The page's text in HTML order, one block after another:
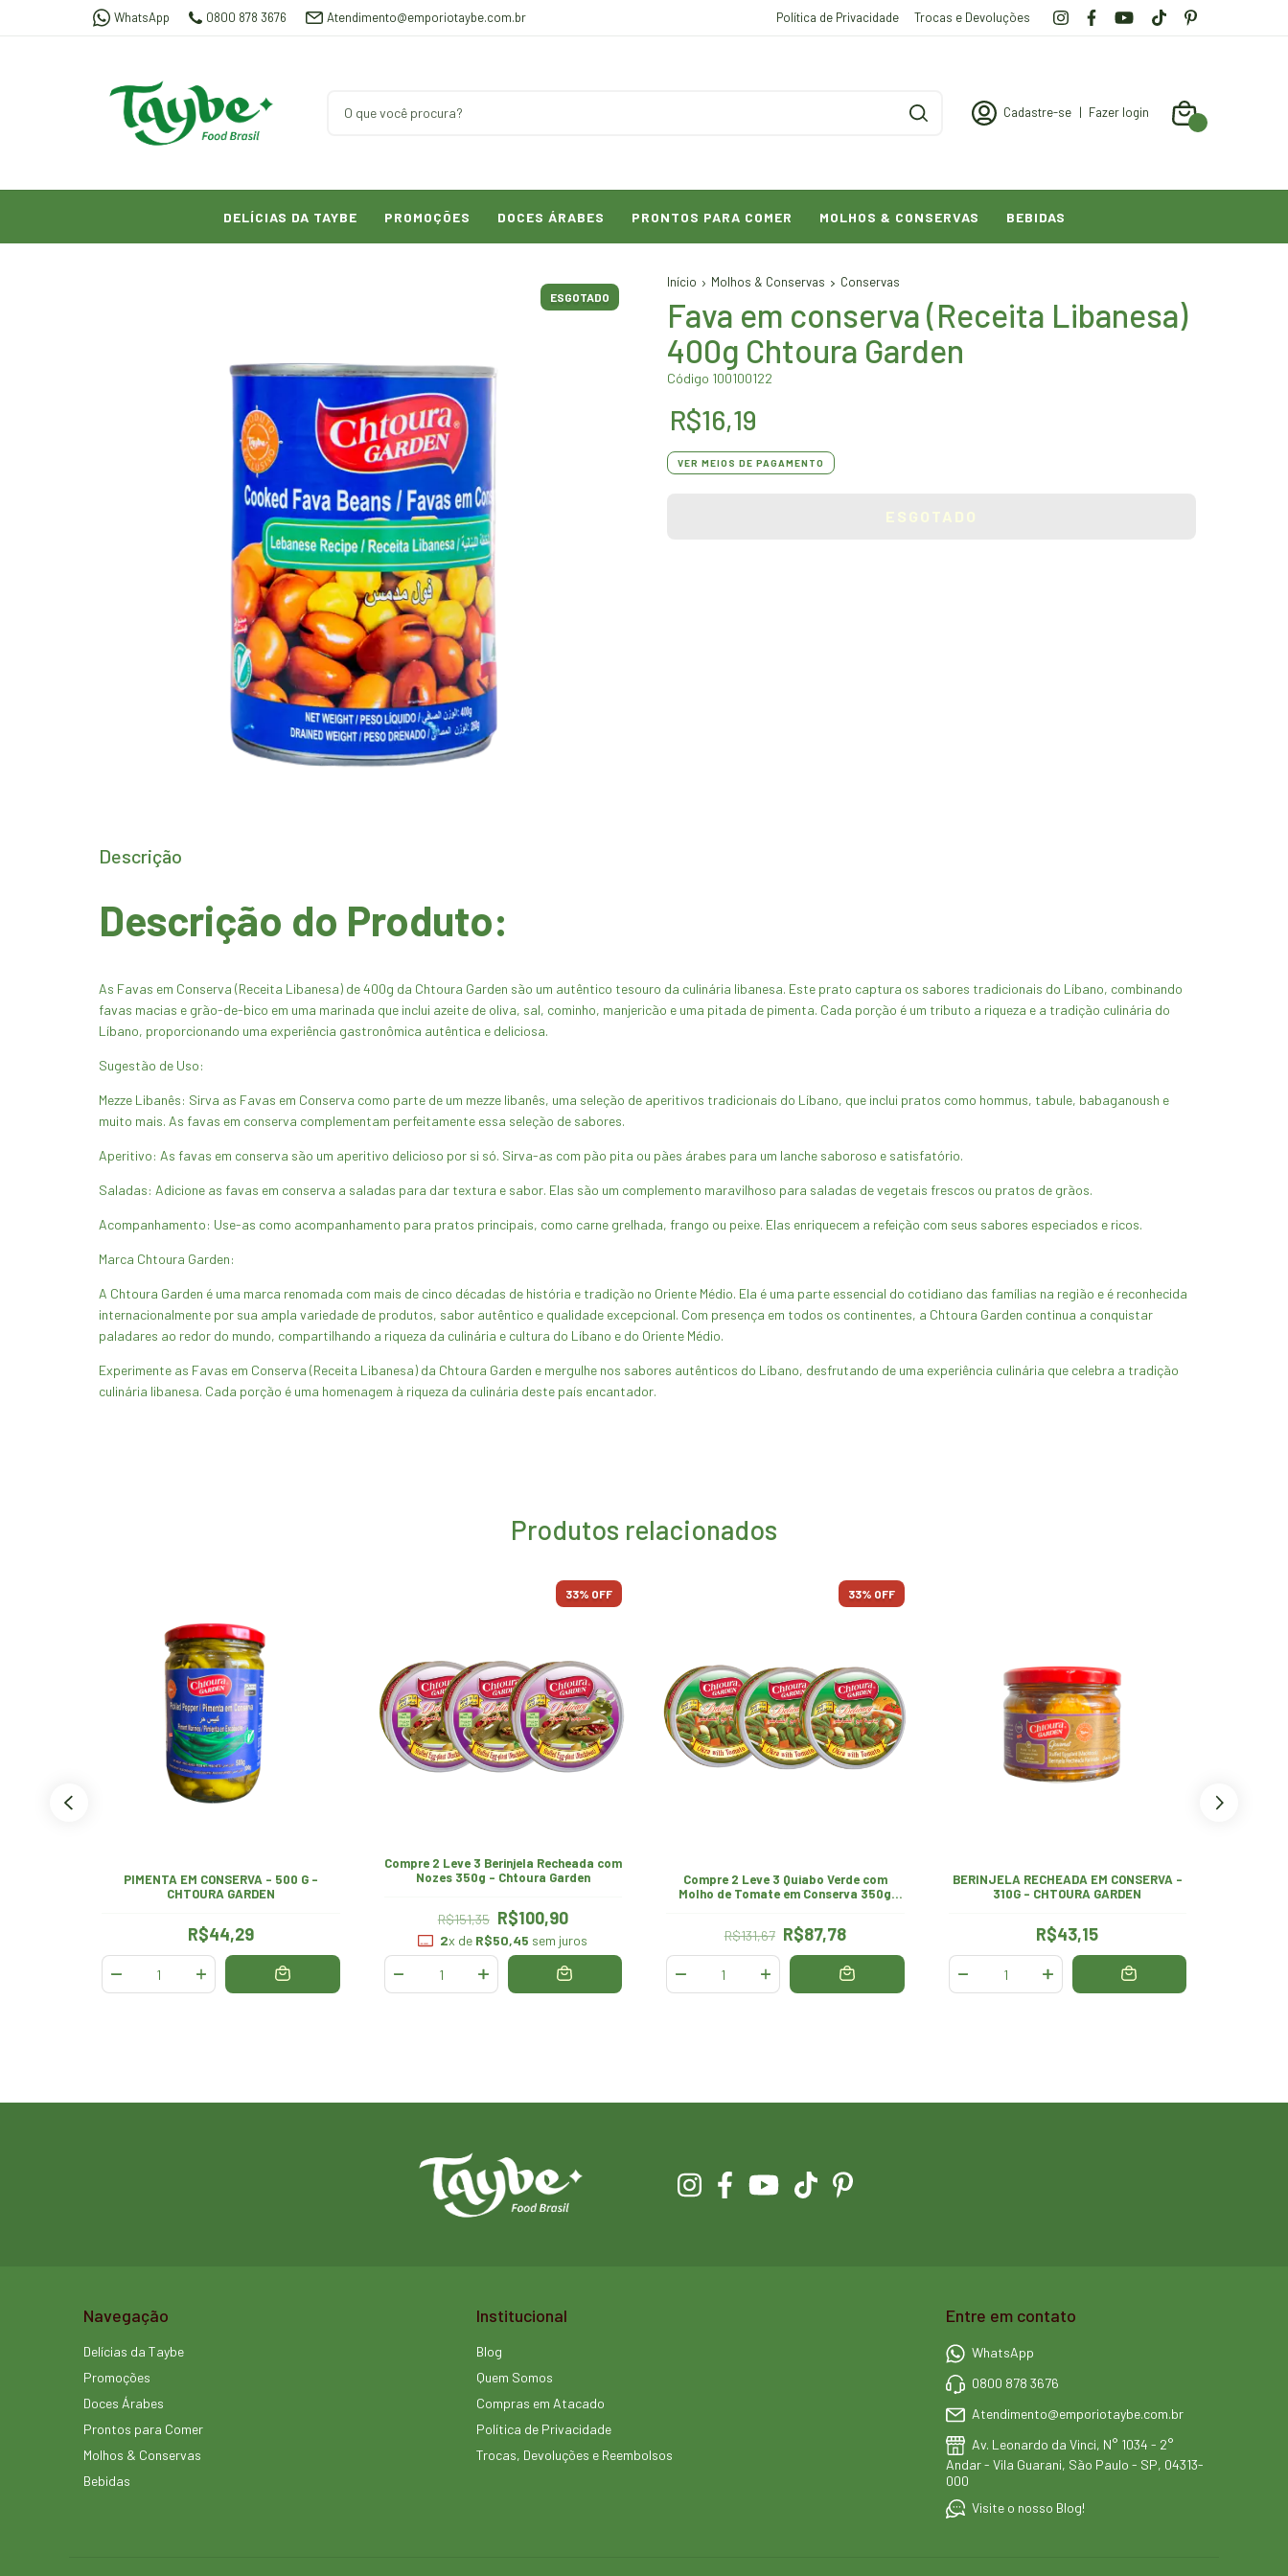
WhatsApp 0800 878 3676 Atendimento@emporiotaybe.com.br Política de Privacidade Trocas e Devoluções
Cadastre-se | Fazer login
DELÍCIAS DA TAYBE PROMOÇÕES DOCES ÁRABES PRONTOS PARA COMER MOLHOS & CONSERVAS BEBIDAS
ESGOTADO
Início Molhos & Conservas Conservas
Fava em conserva (Receita Libanesa)
400g Chtoura Garden
Código 100100122
R$16,19
VER MEIOS DE PAGAMENTO
Descrição
Descrição do Produto:
As Favas em Conserva (Receita Libanesa) de 400g da Chtoura Garden são um autêntico tesouro da culinária libanesa. Este prato captura os sabores tradicionais do Líbano, combinando
favas macias e grão-de-bico em uma marinada que inclui azeite de oliva, sal, cominho, manjericão e uma pitada de pimenta. Cada porção é um tributo a riqueza e a tradição culinária do
Líbano, proporcionando uma experiência gastronômica autêntica e deliciosa.
Sugestão de Uso:
Mezze Libanês: Sirva as Favas em Conserva como parte de um mezze libanês, uma seleção de aperitivos tradicionais do Líbano, que inclui pratos como hommus, tabule, babaganoush e
muito mais. As favas em conserva complementam perfeitamente essa seleção de sabores.
Aperitivo: As favas em conserva são um aperitivo delicioso por si só. Sirva-as com pão pita ou pães árabes para um lanche saboroso e satisfatório.
Saladas: Adicione as favas em conserva a saladas para dar textura e sabor. Elas são um complemento maravilhoso para saladas de vegetais frescos ou pratos de grãos.
Acompanhamento: Use-as como acompanhamento para pratos principais, como carne grelhada, frango ou peixe. Elas enriquecem a refeição com seus sabores especiados e ricos.
Marca Chtoura Garden:
A Chtoura Garden é uma marca renomada com mais de cinco décadas de história e tradição no Oriente Médio. Ela é uma parte essencial do cotidiano das famílias na região e é reconhecida
internacionalmente por sua ampla variedade de produtos, sabor autêntico e qualidade excepcional. Com presença em todos os continentes, a Chtoura Garden continua a conquistar
paladares ao redor do mundo, compartilhando a riqueza da culinária e cultura do Líbano e do Oriente Médio.
Experimente as Favas em Conserva (Receita Libanesa) da Chtoura Garden e mergulhe nos sabores autênticos do Líbano, desfrutando de uma experiência culinária que celebra a tradição
culinária libanesa. Cada porção é uma homenagem à riqueza da culinária deste país encantador.
Produtos relacionados
PIMENTA EM CONSERVA - 500 G -
CHTOURA GARDEN
R$44,29
33% OFF
Compre 2 Leve 3 Berinjela Recheada com
Nozes 350g - Chtoura Garden
R$151,35 R$100,90
2x de R$50,45 sem juros
33% OFF
Compre 2 Leve 3 Quiabo Verde com
Molho de Tomate em Conserva 350g
R$131,67 R$87,78
BERINJELA RECHEADA EM CONSERVA -
310G - CHTOURA GARDEN
R$43,15
Navegação
Delícias da Taybe
Promoções
Doces Árabes
Prontos para Comer
Molhos & Conservas
Bebidas
Institucional
Blog
Quem Somos
Compras em Atacado
Política de Privacidade
Trocas, Devoluções e Reembolsos
Entre em contato
WhatsApp
0800 878 3676
Atendimento@emporiotaybe.com.br
Av. Leonardo da Vinci, N° 1034 - 2°
Andar - Vila Guarani, São Paulo - SP, 04313-
000
Visite o nosso Blog!